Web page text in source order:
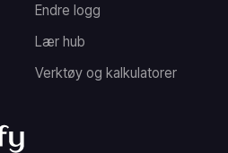
Endre logg
Lær hub
Verktøy og kalkulatorer